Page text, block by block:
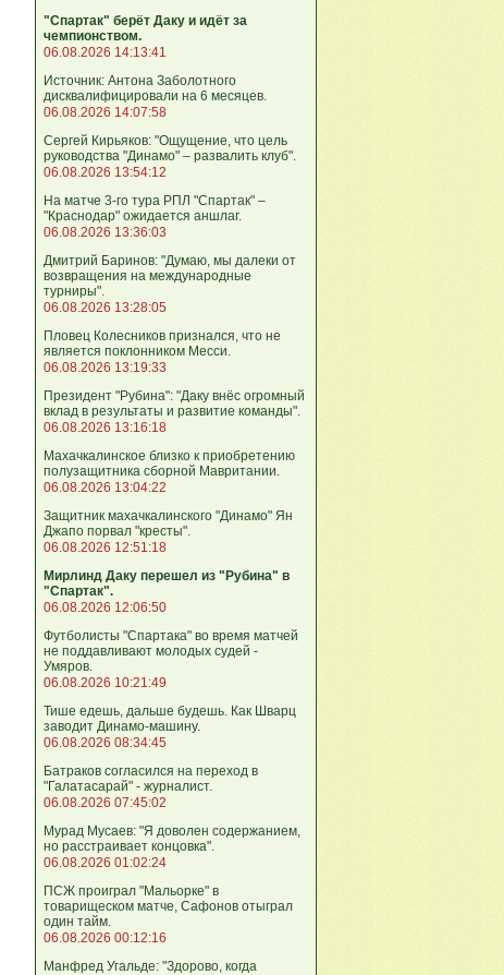
"Спартак" берёт Даку и идёт за
чемпионством.
06.08.2026 14:13:41
Источник: Антона Заболотного
дисквалифицировали на 6 месяцев.
06.08.2026 14:07:58
Сергей Кирьяков: "Ощущение, что цель
руководства "Динамо" – развалить клуб".
06.08.2026 13:54:12
На матче 3-го тура РПЛ "Спартак" –
"Краснодар" ожидается аншлаг.
06.08.2026 13:36:03
Дмитрий Баринов: "Думаю, мы далеки от
возвращения на международные
турниры".
06.08.2026 13:28:05
Пловец Колесников признался, что не
является поклонником Месси.
06.08.2026 13:19:33
Президент "Рубина": "Даку внёс огромный
вклад в результаты и развитие команды".
06.08.2026 13:16:18
Махачкалинское близко к приобретению
полузащитника сборной Мавритании.
06.08.2026 13:04:22
Защитник махачкалинского "Динамо" Ян
Джапо порвал "кресты".
06.08.2026 12:51:18
Мирлинд Даку перешел из "Рубина" в
"Спартак".
06.08.2026 12:06:50
Футболисты "Спартака" во время матчей
не поддавливают молодых судей -
Умяров.
06.08.2026 10:21:49
Тише едешь, дальше будешь. Как Шварц
заводит Динамо-машину.
06.08.2026 08:34:45
Батраков согласился на переход в
"Галатасарай" - журналист.
06.08.2026 07:45:02
Мурад Мусаев: "Я доволен содержанием,
но расстраивает концовка".
06.08.2026 01:02:24
ПСЖ проиграл "Мальорке" в
товарищеском матче, Сафонов отыграл
один тайм.
06.08.2026 00:12:16
Манфред Угальде: "Здорово, когда